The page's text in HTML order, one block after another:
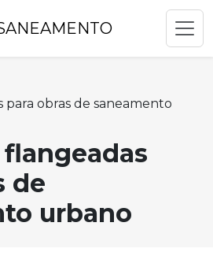
para obras de saneamento
de
urbano